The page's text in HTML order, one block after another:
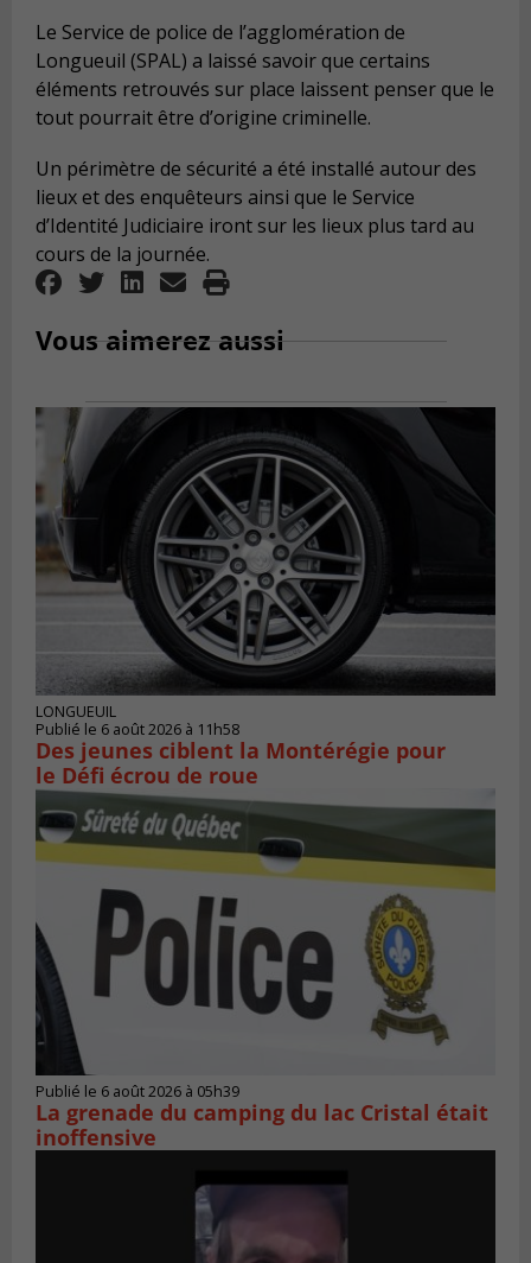
Le Service de police de l’agglomération de
Longueuil (SPAL) a laissé savoir que certains
éléments retrouvés sur place laissent penser que le
tout pourrait être d’origine criminelle.
Un périmètre de sécurité a été installé autour des
lieux et des enquêteurs ainsi que le Service
d’Identité Judiciaire iront sur les lieux plus tard au
cours de la journée.
Vous aimerez aussi
LONGUEUIL
Publié le 6 août 2026 à 11h58
Des jeunes ciblent la Montérégie pour
le Défi écrou de roue
Publié le 6 août 2026 à 05h39
La grenade du camping du lac Cristal était
inoffensive